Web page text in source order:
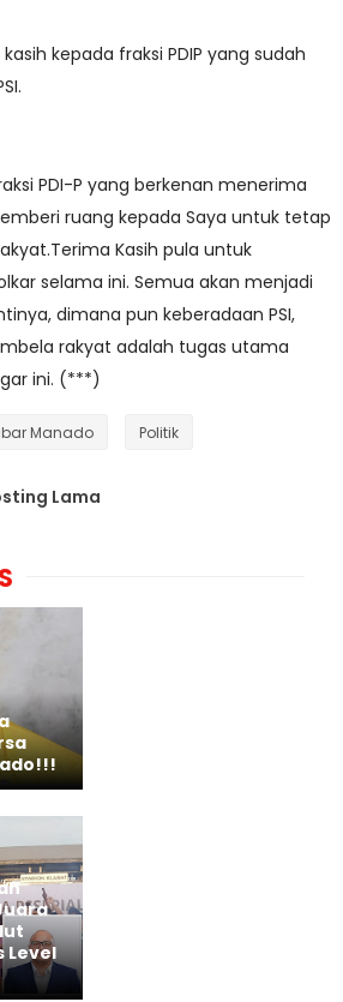
kepada fraksi PDIP yang sudah
PDI-P yang berkenan menerima
ruang kepada Saya untuk tetap
Kasih pula untuk
selama ini. Semua akan menjadi
dimana pun keberadaan PSI,
rakyat adalah tugas utama
ini. (***)
Manado Politik
Lama
Level